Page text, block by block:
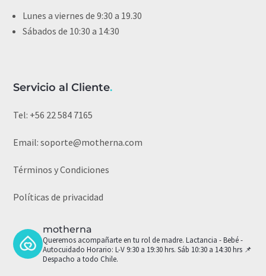
Lunes a viernes de 9:30 a 19.30
Sábados de 10:30 a 14:30
Servicio al Cliente.
Tel: +56 22 584 7165
Email:soporte@motherna.com
Términos y Condiciones
Políticas de privacidad
motherna
Queremos acompañarte en tu rol de madre. Lactancia - Bebé -
Autocuidado Horario: L-V 9:30 a 19:30 hrs. Sáb 10:30 a 14:30 hrs 📌
Despacho a todo Chile.